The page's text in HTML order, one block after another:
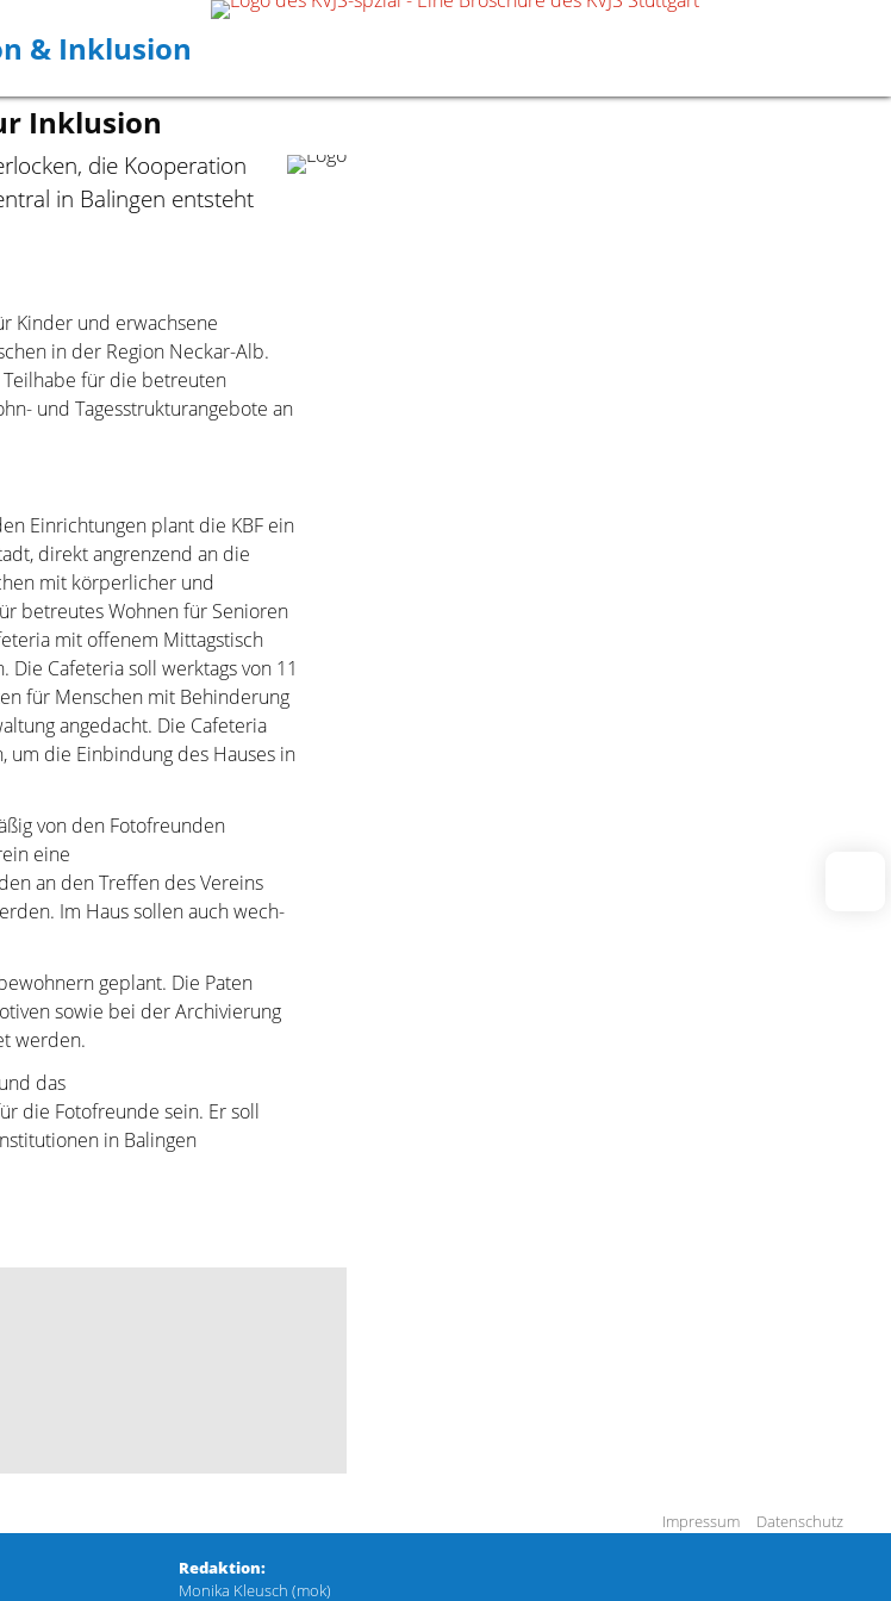
& Inklusion
In­klu­sion
die Kooperation
in Balingen entsteht
Kinder und erwachsene
in der Region Neckar-Alb.
für die betreuten
und Tagesstrukturangebote an
Einrichtungen plant die KBF ein
direkt angrenzend an die
mit körperlicher und
betreutes Wohnen für Senioren
mit offenem Mittagstisch
Cafeteria soll werktags von 11
für Menschen mit Behinderung
angedacht. Die Cafeteria
um die Einbindung des Hauses in
von den Fotofreunden
eine
an den Treffen des Vereins
Im Haus sollen auch wech­
geplant. Die Paten
sowie bei der Archivierung
werden.
das
die Fotofreunde sein. Er soll
in Balingen
Impressum Datenschutz
Redaktion:
Monika Kleusch (mok)